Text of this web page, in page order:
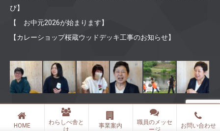
び】
【 お中元2026が始まります】
【カレーショップ桜蔵ウッドデッキ工事のお知らせ】
Ⓒ 2019 社会福祉法人 わらしべ舎 All rights reserved.
HOME
わらしべ舎と
は
事業案内
職員のメッセ
ージ
お問い合わせ